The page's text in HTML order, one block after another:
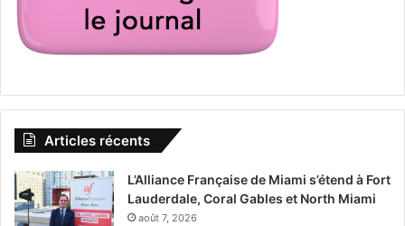
Articles récents
L’Alliance Française de Miami s’étend à Fort
Lauderdale, Coral Gables et North Miami
août 7, 2026